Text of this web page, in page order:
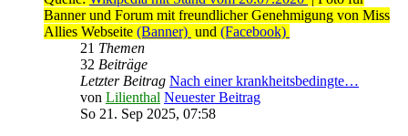
Banner und Forum mit freundlicher Genehmigung von Miss
Allies Webseite (Banner) und (Facebook)
21 Themen
32 Beiträge
Letzter Beitrag Nach einer krankheitsbedingte…
von Lilienthal Neuester Beitrag
So 21. Sep 2025, 07:58